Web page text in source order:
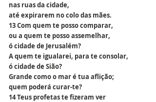
nas ruas da cidade,
até expirarem no colo das mães.
13 Com quem te posso comparar,
ou a quem te posso assemelhar,
ó cidade de Jerusalém?
A quem te igualarei, para te consolar,
ó cidade de Sião?
Grande como o mar é tua aflição;
quem poderá curar-te?
14 Teus profetas te fizeram ver